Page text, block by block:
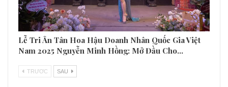
Lễ Tri Ân Tân Hoa Hậu Doanh Nhân Quốc Gia Việt
Nam 2025 Nguyễn Minh Hồng: Mở Đầu Cho…
TRƯƠC SAU